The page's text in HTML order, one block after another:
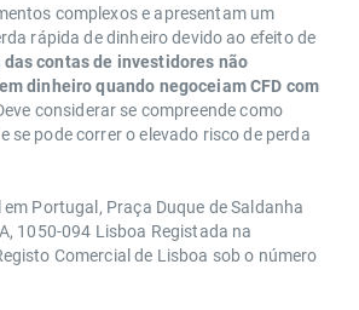
complexos e apresentam um
rápida de dinheiro devido ao efeito de
das contas de investidores não
dinheiro quando negoceiam CFD com
considerar se compreende como
se pode correr o elevado risco de perda
em Portugal, Praça Duque de Saldanha
1050-094 Lisboa Registada na
Comercial de Lisboa sob o número